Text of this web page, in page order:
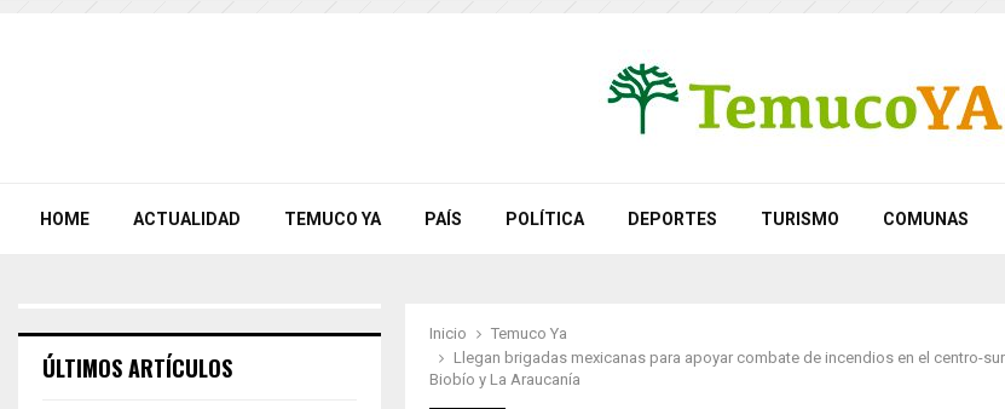
HOME ACTUALIDAD TEMUCO YA PAÍS POLÍTICA DEPORTES TURISMO COMUNAS
Inicio
Temuco Ya
Llegan brigadas mexicanas para apoyar combate de incendios en el centro-
Biobío y La Araucanía
ÚLTIMOS ARTÍCULOS